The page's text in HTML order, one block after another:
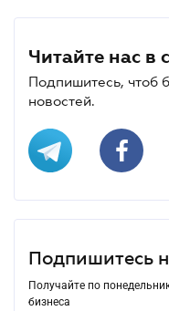
Читайте нас в
Подпишитесь, чтоб
новостей.
Подпишитесь
Получайте по
бизнеса